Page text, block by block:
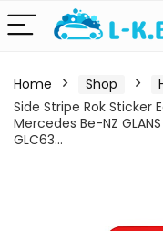
Home Shop
Side Stripe Rok Sticker
Mercedes Be-NZ
GLC63…